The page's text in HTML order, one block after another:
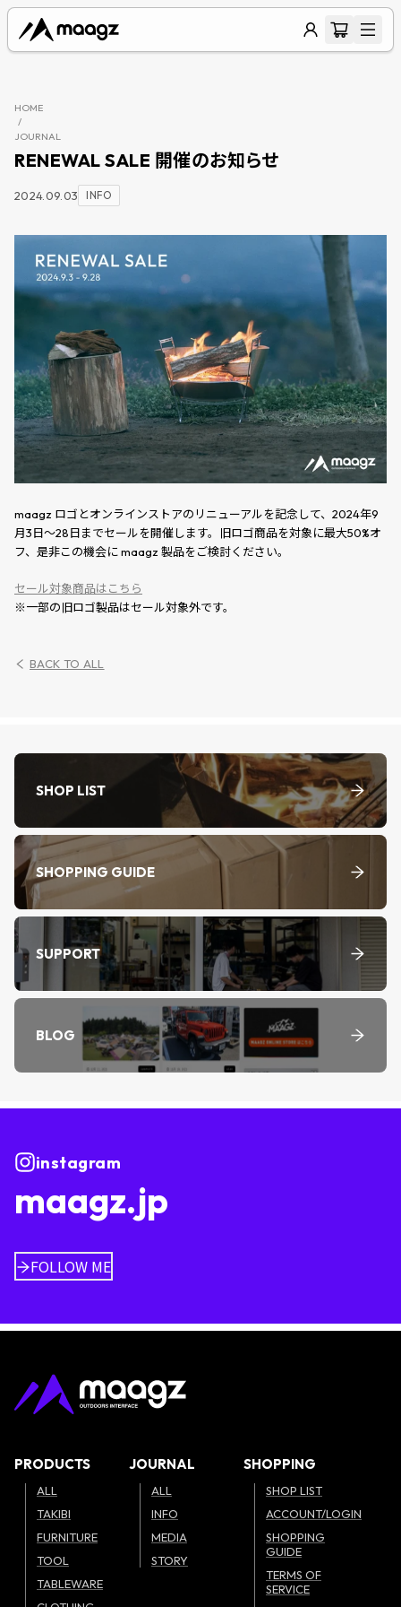
HOME
/
JOURNAL
RENEWAL SALE 開催のお知らせ
2024.09.03 INFO
maagz ロゴとオンラインストアのリニューアルを記念して、2024年9
月3日〜28日までセールを開催します。旧ロゴ商品を対象に最大50%オ
フ、是非この機会に maagz 製品をご検討ください。
セール対象商品はこちら
※一部の旧ロゴ製品はセール対象外です。
BACK TO ALL
SHOP LIST
SHOPPING GUIDE
SUPPORT
BLOG
instagram
maagz.jp
FOLLOW ME
PRODUCTS
ALL
TAKIBI
FURNITURE
TOOL
TABLEWARE
JOURNAL
ALL
INFO
MEDIA
STORY
SHOPPING
SHOP LIST
ACCOUNT/LOGIN
SHOPPING
GUIDE
TERMS OF
SERVICE